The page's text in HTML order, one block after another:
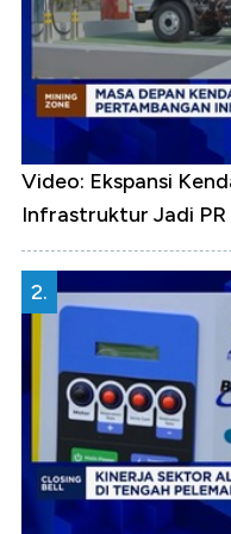
Video: Ekspansi
Infrastruktur Jadi PR
2.